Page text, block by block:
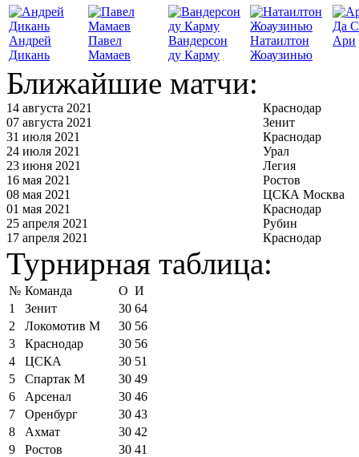
Андрей
Дикань
Павел
Мамаев
Вандерсон
ду Карму
Натаилтон
Жоаузинью
Да
Ари
Ближайшие матчи:
14 августа 2021
Краснодар
07 августа 2021
Зенит
31 июля 2021
Краснодар
24 июля 2021
Урал
23 июня 2021
Легия
16 мая 2021
Ростов
08 мая 2021
ЦСКА Москва
01 мая 2021
Краснодар
25 апреля 2021
Рубин
17 апреля 2021
Краснодар
Турнирная таблица:
№ Команда О И
1
Зенит 30 64
2
Локомотив М 30 56
3
Краснодар 30 56
4
ЦСКА 30 51
5
Спартак М 30 49
6
Арсенал 30 46
7
Оренбург 30 43
8
Ахмат 30 42
9
Ростов 30 41